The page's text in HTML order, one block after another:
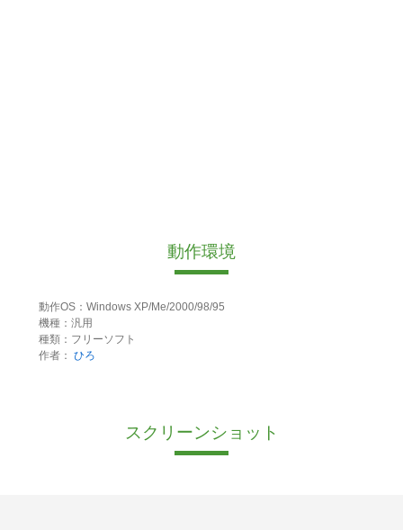
動作環境
動作OS：Windows XP/Me/2000/98/95
機種：汎用
種類：フリーソフト
作者： ひろ
スクリーンショット